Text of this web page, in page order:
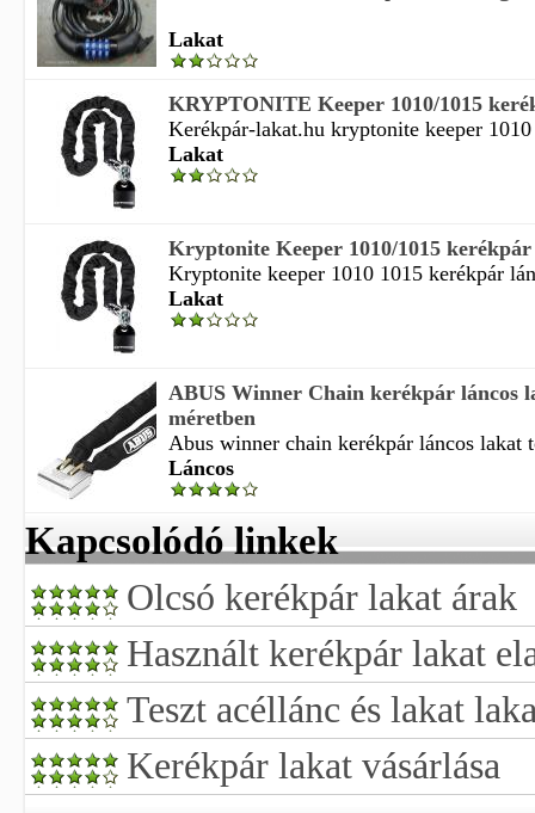
Lakat
KRYPTONITE Keeper 1010/1015
Kerékpár-lakat.hu kryptonite keeper
Lakat
Kryptonite Keeper 1010/1015
Kryptonite keeper 1010 1015 kerékpár
Lakat
ABUS Winner Chain kerékpár láncos
méretben
Abus winner chain kerékpár láncos lakat
Láncos
Kapcsolódó linkek
Olcsó kerékpár lakat árak
Használt kerékpár lakat
Teszt acéllánc és lakat
Kerékpár lakat vásárlása